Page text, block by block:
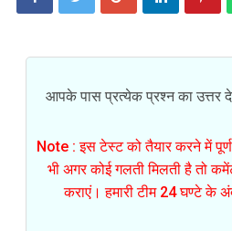
आपके पास प्रत्येक प्रश्न का उत्तर
Note : इस टेस्ट को तैयार करने में
भी अगर कोई गलती मिलती है तो
कराएं। हमारी टीम 24 घण्टे के